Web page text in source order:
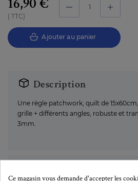
16,90 €
TTC
Ajouter au panier
Description
Une règle patchwork, quilt de
grille + différents angles, robuste et
3mm.
Ce magasin vous demande d'accepter les